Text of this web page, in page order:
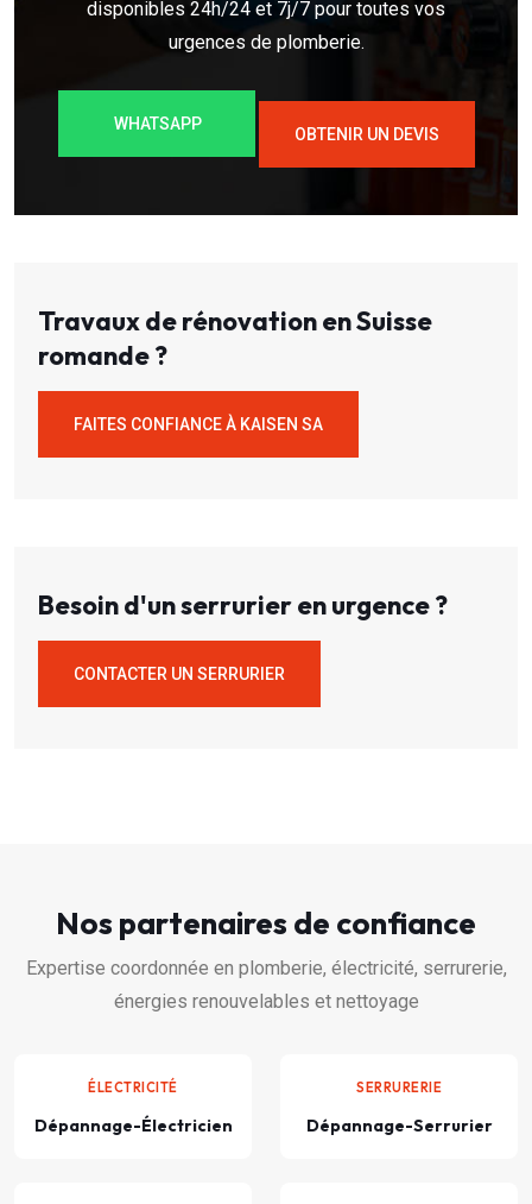
disponibles 24h/24 et 7j/7 pour toutes vos
urgences de plomberie.
WHATSAPP
OBTENIR UN DEVIS
Travaux de rénovation en Suisse
romande ?
FAITES CONFIANCE À KAISEN SA
Besoin d'un serrurier en urgence ?
CONTACTER UN SERRURIER
Nos partenaires de confiance
Expertise coordonnée en plomberie, électricité, serrurerie,
énergies renouvelables et nettoyage
ÉLECTRICITÉ
Dépannage-Électricien
SERRURERIE
Dépannage-Serrurier